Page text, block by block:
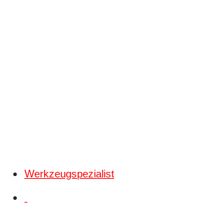
Werkzeugspezialist